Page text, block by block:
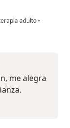
adulto •
me alegra